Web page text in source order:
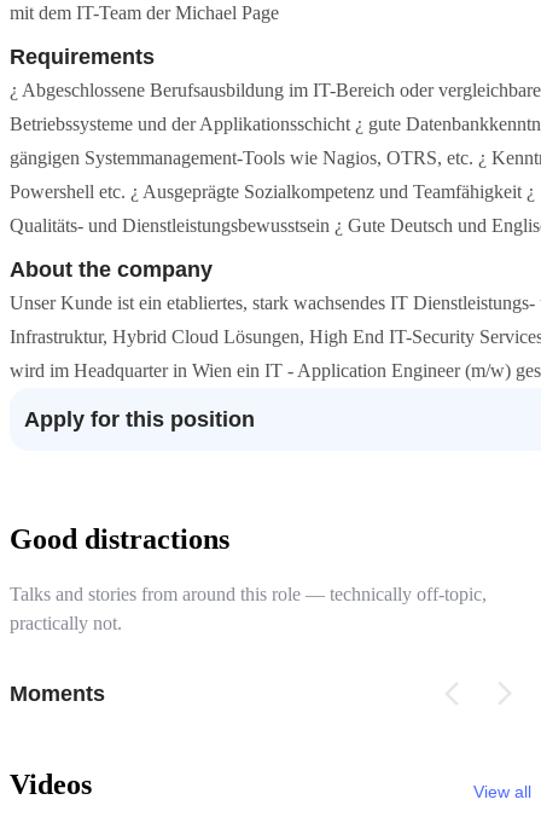
mit dem IT-Team der Michael Page
Requirements
¿ Abgeschlossene Berufsausbildung im IT-Bereich oder
Betriebssysteme und der Applikationsschicht ¿ gute
gängigen Systemmanagement-Tools wie Nagios, OTRS, etc. ¿
Powershell etc. ¿ Ausgeprägte Sozialkompetenz und Teamfähigkeit
Qualitäts- und Dienstleistungsbewusstsein ¿ Gute Deutsch und
About the company
Unser Kunde ist ein etabliertes, stark wachsendes IT
Infrastruktur, Hybrid Cloud Lösungen, High End IT-Security
wird im Headquarter in Wien ein IT - Application Engineer (m/w)
Apply for this position
Good distractions
Talks and stories from around this role — technically off-topic,
practically not.
Moments
Videos View all